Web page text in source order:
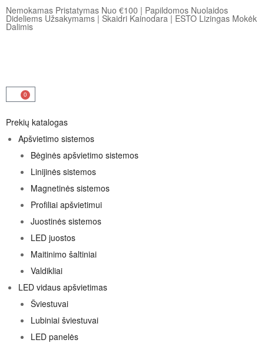
Nemokamas Pristatymas Nuo €100 | Papildomos Nuolaidos
Dideliems Užsakymams | Skaidri Kainodara | ESTO Lizingas Mokėk
Dalimis
0
Prekių katalogas
Apšvietimo sistemos
Bėginės apšvietimo sistemos
Linijinės sistemos
Magnetinės sistemos
Profiliai apšvietimui
Juostinės sistemos
LED juostos
Maitinimo šaltiniai
Valdikliai
LED vidaus apšvietimas
Šviestuvai
Lubiniai šviestuvai
LED panelės